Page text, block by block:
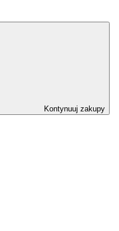
Kontynuuj zakupy